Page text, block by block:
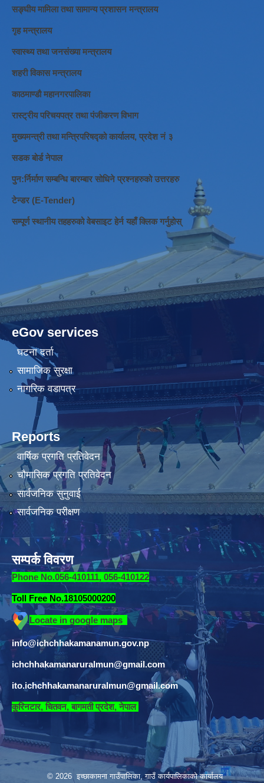
सङ्घीय मामिला तथा सामान्य प्रशासन मन्त्रालय
गृह मन्त्रालय
स्वास्थ्य तथा जनसंख्या मन्त्रालय
शहरी विकास मन्त्रालय
काठमाण्डौ महानगरपालिका
रास्ट्रीय परिचयपत्र तथा पंजीकरण विभाग
मुख्यमन्त्री तथा मन्त्रिपरिषद्को कार्यालय, प्रदेश नं ३
सडक बोर्ड नेपाल
पुन:र्निर्माण सम्बन्धि बारम्बार सोधिने प्रश्नहरुको उत्तरहरु
टेन्डर (E-Tender)
सम्पूर्ण स्थानीय तहहरुको वेबसाइट हेर्न यहाँ क्लिक गर्नुहोस्
eGov services
घटना दर्ता
सामाजिक सुरक्षा
नागरिक वडापत्र
Reports
वार्षिक प्रगति प्रतिवेदन
चौमासिक प्रगति प्रतिवेदन
सार्वजनिक सुनुवाई
सार्वजनिक परीक्षण
सम्पर्क विवरण
Phone No.056-410111, 056-410122
Toll Free No.18105000200
Locate in google maps
info@ichchhakamanamun.gov.np
ichchhakamanaruralmun@gmail.com
ito.ichchhakamanaruralmun@gmail.com​
कुरिनटार, चितवन, बागमती प्रदेश, नेपाल
© 2026 इच्छाकामना गाउँपालिका, गाउँ कार्यपालिकाको कार्यालय